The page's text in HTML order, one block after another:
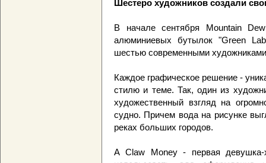
Шестеро художников создали
В начале сентября Mountain
алюминиевых бутылок "Green
шестью современными
Каждое графическое решение -
стилю и теме. Так, один из
художественный взгляд на
судно. Причем вода на рисунке
реках больших городов.
А Claw Money - первая